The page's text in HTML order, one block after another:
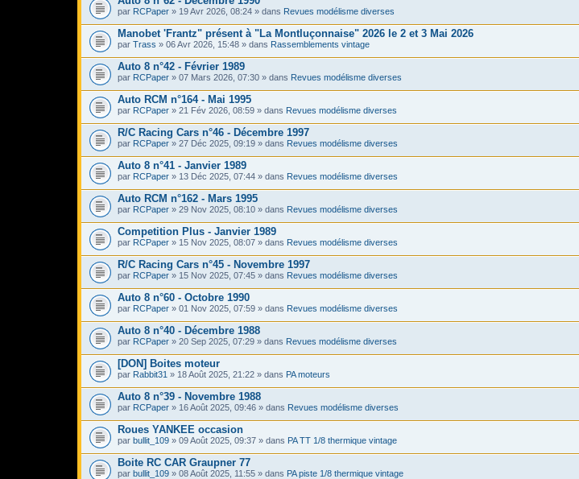
par RCPaper » 19 Avr 2026, 08:24 » dans Revues modélisme diverses
Manobet 'Frantz" présent à "La Montluçonnaise" 2026 le 2 et 3 Mai 2026
par Trass » 06 Avr 2026, 15:48 » dans Rassemblements vintage
Auto 8 n°42 - Février 1989
par RCPaper » 07 Mars 2026, 07:30 » dans Revues modélisme diverses
Auto RCM n°164 - Mai 1995
par RCPaper » 21 Fév 2026, 08:59 » dans Revues modélisme diverses
R/C Racing Cars n°46 - Décembre 1997
par RCPaper » 27 Déc 2025, 09:19 » dans Revues modélisme diverses
Auto 8 n°41 - Janvier 1989
par RCPaper » 13 Déc 2025, 07:44 » dans Revues modélisme diverses
Auto RCM n°162 - Mars 1995
par RCPaper » 29 Nov 2025, 08:10 » dans Revues modélisme diverses
Competition Plus - Janvier 1989
par RCPaper » 15 Nov 2025, 08:07 » dans Revues modélisme diverses
R/C Racing Cars n°45 - Novembre 1997
par RCPaper » 15 Nov 2025, 07:45 » dans Revues modélisme diverses
Auto 8 n°60 - Octobre 1990
par RCPaper » 01 Nov 2025, 07:59 » dans Revues modélisme diverses
Auto 8 n°40 - Décembre 1988
par RCPaper » 20 Sep 2025, 07:29 » dans Revues modélisme diverses
[DON] Boites moteur
par Rabbit31 » 18 Août 2025, 21:22 » dans PA moteurs
Auto 8 n°39 - Novembre 1988
par RCPaper » 16 Août 2025, 09:46 » dans Revues modélisme diverses
Roues YANKEE occasion
par bullit_109 » 09 Août 2025, 09:37 » dans PA TT 1/8 thermique vintage
Boite RC CAR Graupner 77
par bullit_109 » 08 Août 2025, 11:55 » dans PA piste 1/8 thermique vintage